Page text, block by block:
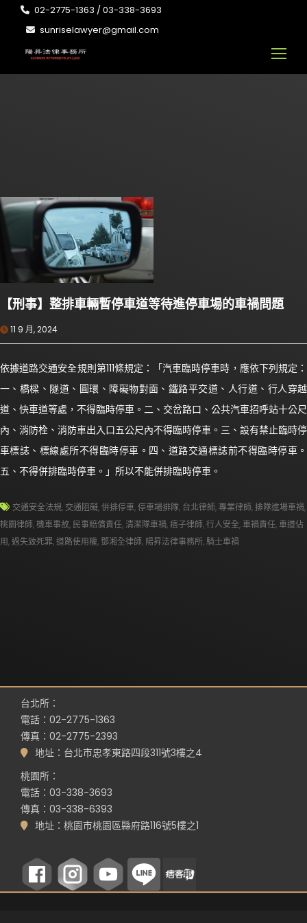
02-2775-1363 / 03-338-3693
sunriselawyer@gmail.com
【刑事】整排車輛暫停車道等待進停車場的車禍問題
11 9 月, 2024
依據道路交通安全規則第111條規定：「汽車臨時停車時，應依下列規定：
一、橋樑、隧道、圓環、障礙物對面、鐵路平交道、人行道、行人穿越
道、快車道等處，不得臨時停車。二、交岔路口、公共汽車招呼站十公尺
內、消防栓、消防車出入口五公尺內不得臨時停車。三、設有禁止臨時停
車標誌、標線處所不得臨時停車。四、道路交通標誌前不得臨時停車。
五、不得併排臨時停車。」所以不能併排臨時停車。
交通安全法規, 交通阻礙,併排停車,停車場排隊, 台北律師,專業律師,排隊進場車禍,
桃園律師,機車事故, 民事賠償責任,清潔隊車禍,痞子律師,行人安全,車禍責任,車道佔
用,過失致死罪,道路使用權, 鄧湘全律師, 陽昇法律事務所,騎士車禍
台北所：
電話：02-2775-1363
傳真：02-2775-2393
地址：台北市忠孝東路四段311號3樓之4
桃園所：
電話：03-338-3693
傳真：03-338-6393
地址：桃園市桃園區縣府路116號5樓之1